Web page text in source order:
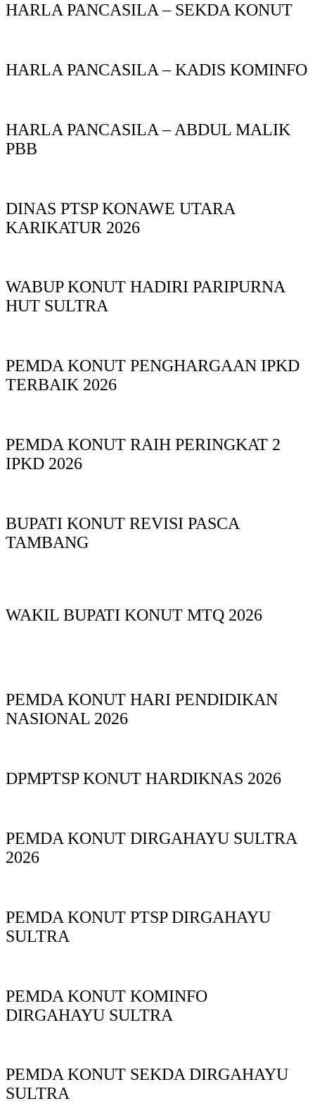
HARLA PANCASILA – SEKDA KONUT
HARLA PANCASILA – KADIS KOMINFO
HARLA PANCASILA – ABDUL MALIK
PBB
DINAS PTSP KONAWE UTARA
KARIKATUR 2026
WABUP KONUT HADIRI PARIPURNA
HUT SULTRA
PEMDA KONUT PENGHARGAAN IPKD
TERBAIK 2026
PEMDA KONUT RAIH PERINGKAT 2
IPKD 2026
BUPATI KONUT REVISI PASCA
TAMBANG
WAKIL BUPATI KONUT MTQ 2026
PEMDA KONUT HARI PENDIDIKAN
NASIONAL 2026
DPMPTSP KONUT HARDIKNAS 2026
PEMDA KONUT DIRGAHAYU SULTRA
2026
PEMDA KONUT PTSP DIRGAHAYU
SULTRA
PEMDA KONUT KOMINFO
DIRGAHAYU SULTRA
PEMDA KONUT SEKDA DIRGAHAYU
SULTRA